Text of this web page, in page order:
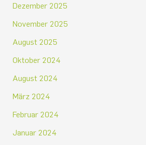
Dezember 2025
November 2025
August 2025
Oktober 2024
August 2024
März 2024
Februar 2024
Januar 2024